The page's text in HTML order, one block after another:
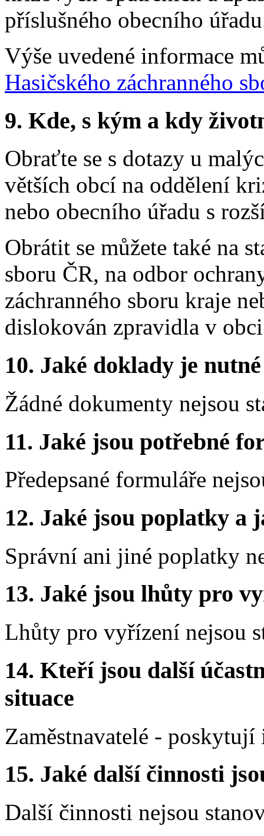
příslušného obecního
Výše uvedené informace
Hasičského záchranného
9. Kde, s kým a kdy
Obraťte se s dotazy u
větších obcí na oddělení
nebo obecního úřadu s
Obrátit se můžete také na
sboru ČR, na odbor
záchranného sboru kraje
dislokován zpravidla v
10. Jaké doklady je
Žádné dokumenty nejsou
11. Jaké jsou potřebné
Předepsané formuláře
12. Jaké jsou poplatky a
Správní ani jiné poplatky
13. Jaké jsou lhůty pro
Lhůty pro vyřízení nejsou
14. Kteří jsou další
situace
Zaměstnavatelé -
15. Jaké další činnosti
Další činnosti nejsou